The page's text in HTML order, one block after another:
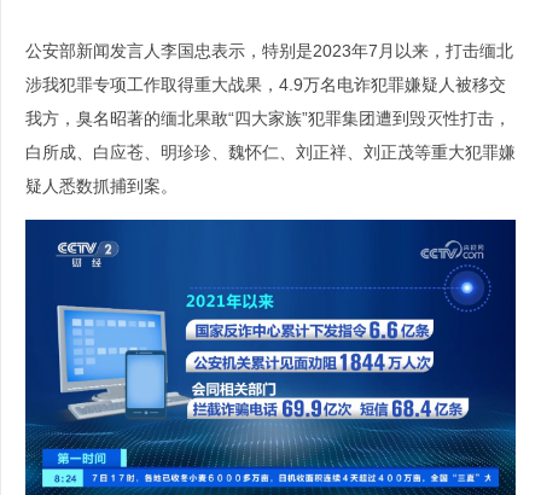
公安部新闻发言人李国忠表示，特别是2023年7月以来，打击缅北
涉我犯罪专项工作取得重大战果，4.9万名电诈犯罪嫌疑人被移交
我方，臭名昭著的缅北果敢“四大家族”犯罪集团遭到毁灭性打击，
白所成、白应苍、明珍珍、魏怀仁、刘正祥、刘正茂等重大犯罪嫌
疑人悉数抓捕到案。